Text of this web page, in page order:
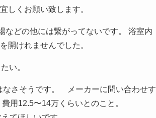
しくお願い致します。
などの他には繋がってないです。 浴室内
開けれませんでした。
い。
なさそうです。 メーカーに問い合わせす
用12.5〜14万くらいとのこと。